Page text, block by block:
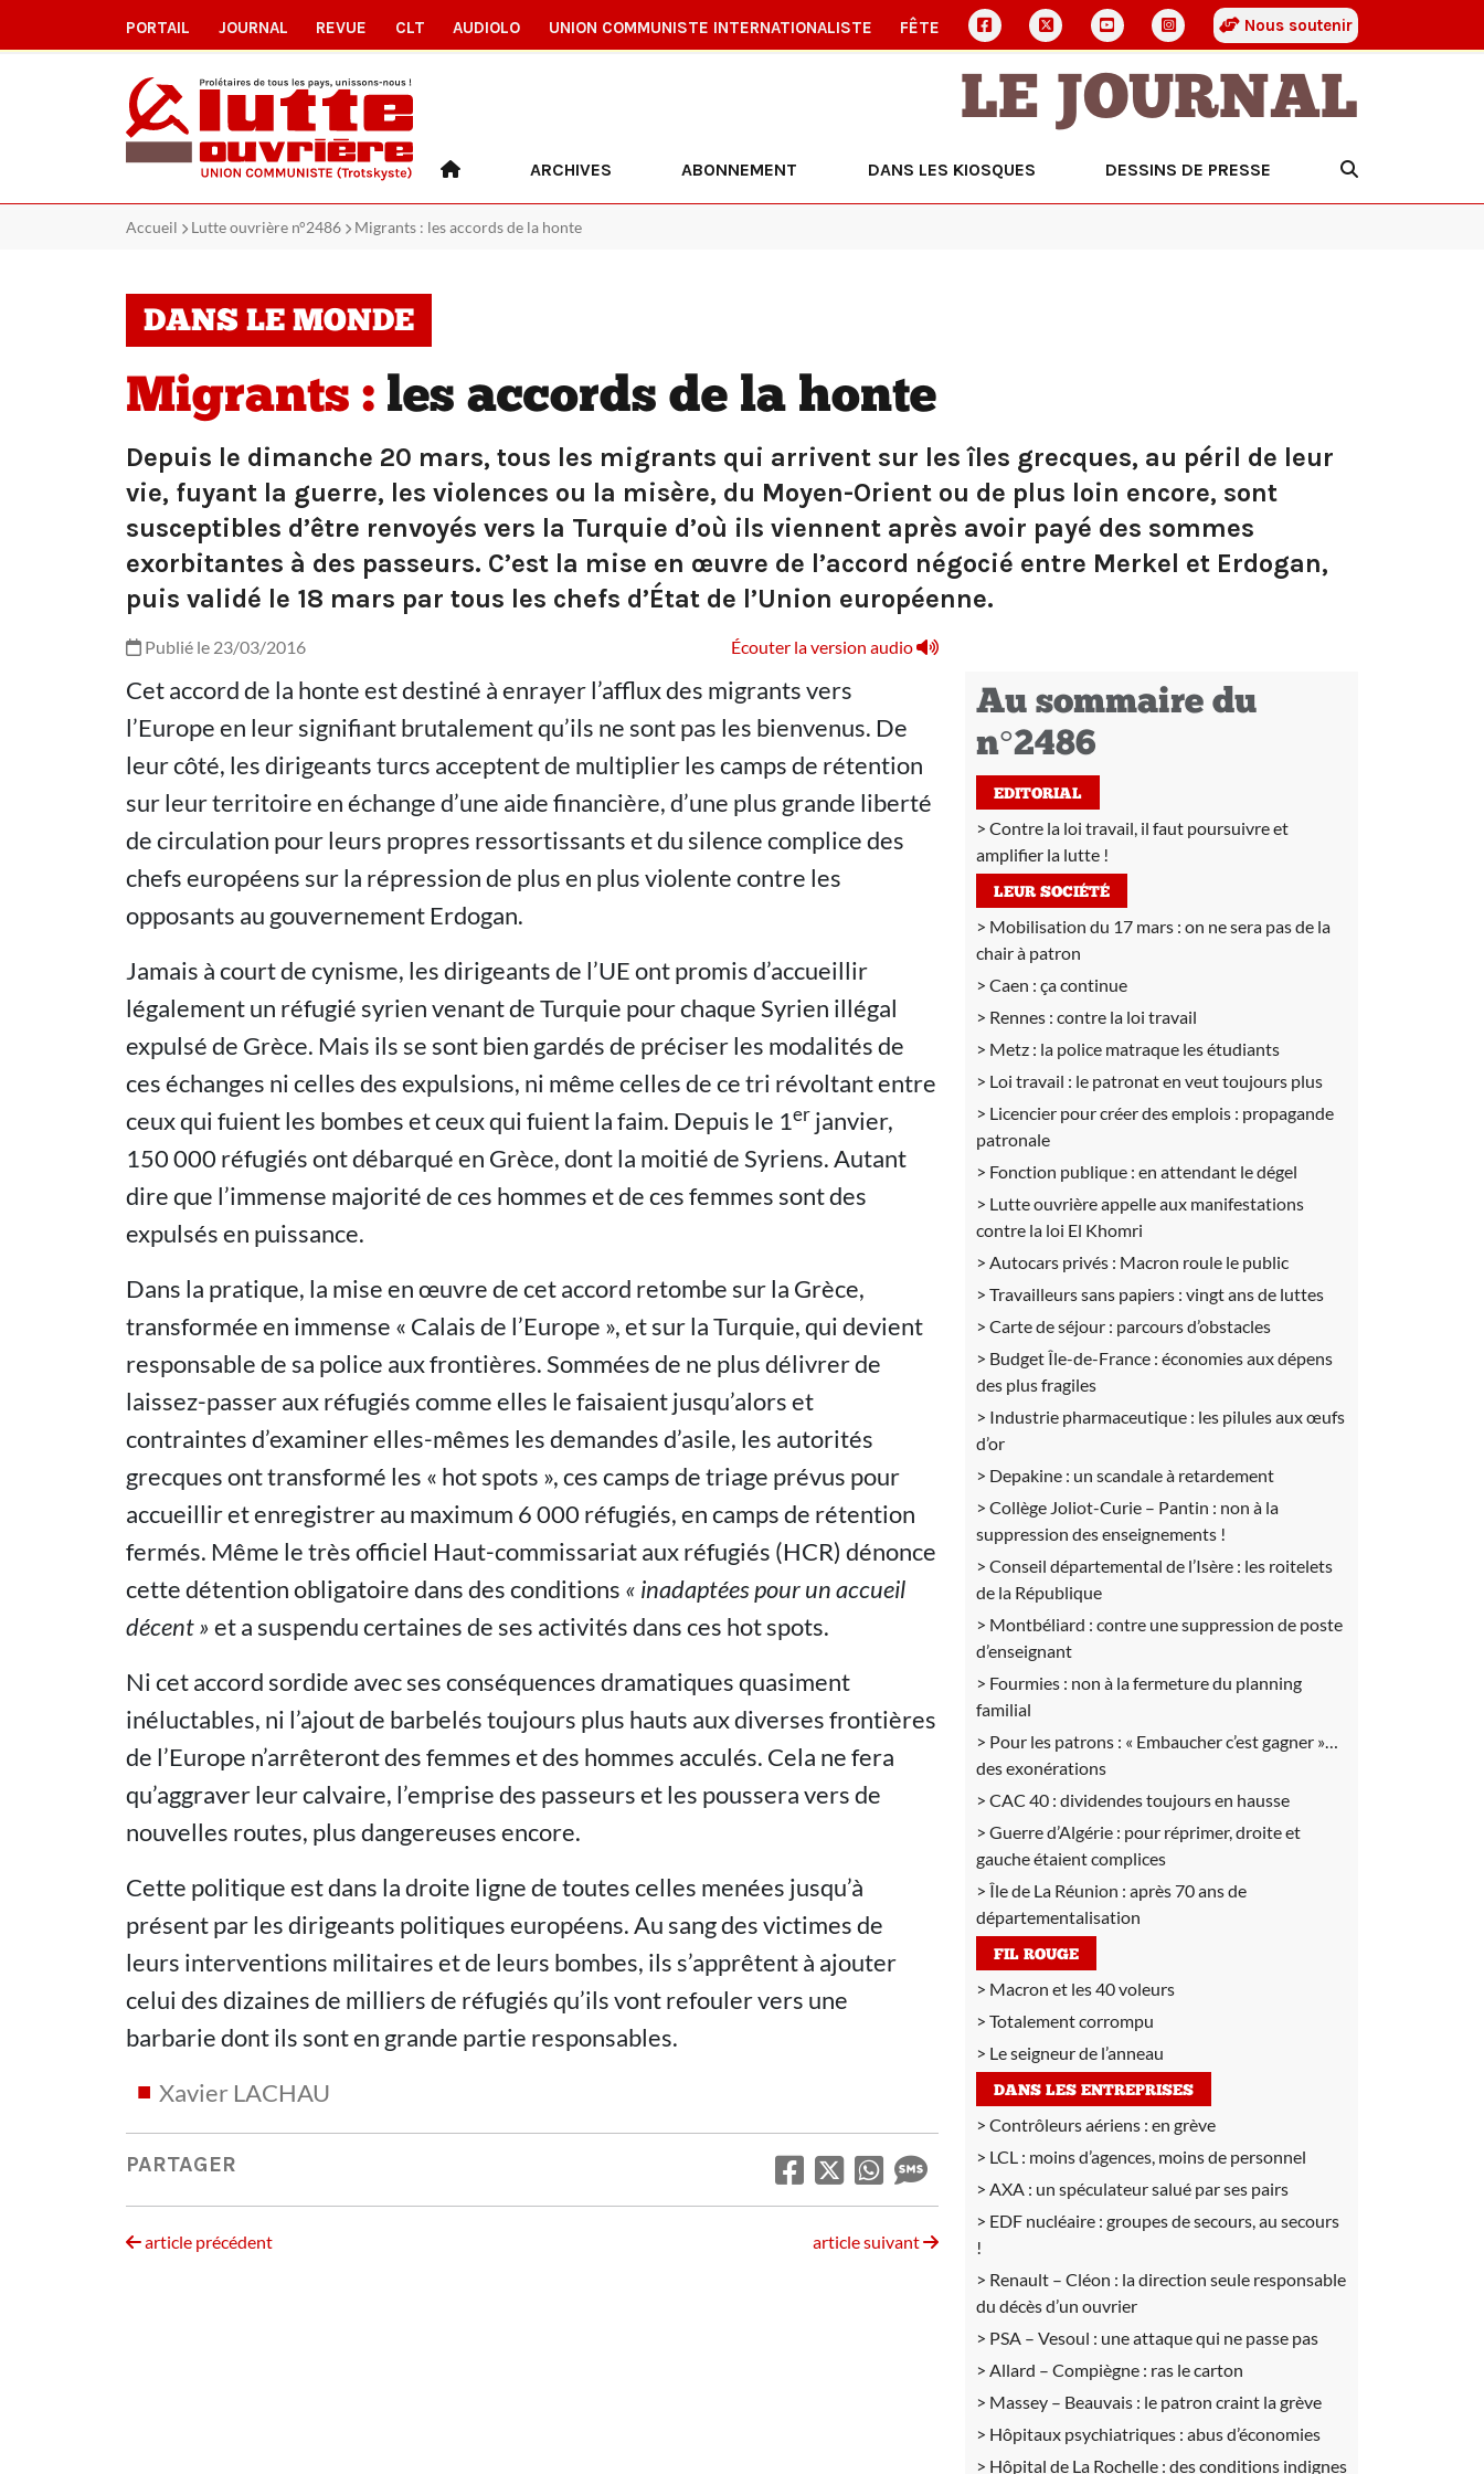
PORTAIL JOURNAL REVUE CLT AUDIOLO UNION COMMUNISTE INTERNATIONALISTE FÊTE Nous soutenir
LE JOURNAL
ARCHIVES ABONNEMENT DANS LES KIOSQUES DESSINS DE PRESSE
Accueil Lutte ouvrière n°2486 Migrants : les accords de la honte
DANS LE MONDE
Migrants : les accords de la honte
Depuis le dimanche 20 mars, tous les migrants qui arrivent sur les îles grecques, au péril de leur
vie, fuyant la guerre, les violences ou la misère, du Moyen-Orient ou de plus loin encore, sont
susceptibles d’être renvoyés vers la Turquie d’où ils viennent après avoir payé des sommes
exorbitantes à des passeurs. C’est la mise en œuvre de l’accord négocié entre Merkel et Erdogan,
puis validé le 18 mars par tous les chefs d’État de l’Union européenne.
Publié le 23/03/2016 Écouter la version audio
Cet accord de la honte est destiné à enrayer l’afflux des migrants vers
l’Europe en leur signifiant brutalement qu’ils ne sont pas les bienvenus. De
leur côté, les dirigeants turcs acceptent de multiplier les camps de rétention
sur leur territoire en échange d’une aide financière, d’une plus grande liberté
de circulation pour leurs propres ressortissants et du silence complice des
chefs européens sur la répression de plus en plus violente contre les
opposants au gouvernement Erdogan.
Jamais à court de cynisme, les dirigeants de l’UE ont promis d’accueillir
légalement un réfugié syrien venant de Turquie pour chaque Syrien illégal
expulsé de Grèce. Mais ils se sont bien gardés de préciser les modalités de
ces échanges ni celles des expulsions, ni même celles de ce tri révoltant entre
ceux qui fuient les bombes et ceux qui fuient la faim. Depuis le 1er janvier,
150 000 réfugiés ont débarqué en Grèce, dont la moitié de Syriens. Autant
dire que l’immense majorité de ces hommes et de ces femmes sont des
expulsés en puissance.
Dans la pratique, la mise en œuvre de cet accord retombe sur la Grèce,
transformée en immense « Calais de l’Europe », et sur la Turquie, qui devient
responsable de sa police aux frontières. Sommées de ne plus délivrer de
laissez-passer aux réfugiés comme elles le faisaient jusqu’alors et
contraintes d’examiner elles-mêmes les demandes d’asile, les autorités
grecques ont transformé les « hot spots », ces camps de triage prévus pour
accueillir et enregistrer au maximum 6 000 réfugiés, en camps de rétention
fermés. Même le très officiel Haut-commissariat aux réfugiés (HCR) dénonce
cette détention obligatoire dans des conditions « inadaptées pour un accueil
décent »et a suspendu certaines de ses activités dans ces hot spots.
Ni cet accord sordide avec ses conséquences dramatiques quasiment
inéluctables, ni l’ajout de barbelés toujours plus hauts aux diverses frontières
de l’Europe n’arrêteront des femmes et des hommes acculés. Cela ne fera
qu’aggraver leur calvaire, l’emprise des passeurs et les poussera vers de
nouvelles routes, plus dangereuses encore.
Cette politique est dans la droite ligne de toutes celles menées jusqu’à
présent par les dirigeants politiques européens. Au sang des victimes de
leurs interventions militaires et de leurs bombes, ils s’apprêtent à ajouter
celui des dizaines de milliers de réfugiés qu’ils vont refouler vers une
barbarie dont ils sont en grande partie responsables.
Xavier LACHAU
PARTAGER
article précédent article suivant
Au sommaire du
n°2486
EDITORIAL
Contre la loi travail, il faut poursuivre et
amplifier la lutte !
LEUR SOCIÉTÉ
Mobilisation du 17 mars : on ne sera pas de la
chair à patron
Caen : ça continue
Rennes : contre la loi travail
Metz : la police matraque les étudiants
Loi travail : le patronat en veut toujours plus
Licencier pour créer des emplois : propagande
patronale
Fonction publique : en attendant le dégel
Lutte ouvrière appelle aux manifestations
contre la loi El Khomri
Autocars privés : Macron roule le public
Travailleurs sans papiers : vingt ans de luttes
Carte de séjour : parcours d’obstacles
Budget Île-de-France : économies aux dépens
des plus fragiles
Industrie pharmaceutique : les pilules aux œufs
d’or
Depakine : un scandale à retardement
Collège Joliot-Curie – Pantin : non à la
suppression des enseignements !
Conseil départemental de l’Isère : les roitelets
de la République
Montbéliard : contre une suppression de poste
d’enseignant
Fourmies : non à la fermeture du planning
familial
Pour les patrons : « Embaucher c’est gagner »…
des exonérations
CAC 40 : dividendes toujours en hausse
Guerre d’Algérie : pour réprimer, droite et
gauche étaient complices
Île de La Réunion : après 70 ans de
départementalisation
FIL ROUGE
Macron et les 40 voleurs
Totalement corrompu
Le seigneur de l’anneau
DANS LES ENTREPRISES
Contrôleurs aériens : en grève
LCL : moins d’agences, moins de personnel
AXA : un spéculateur salué par ses pairs
EDF nucléaire : groupes de secours, au secours
!
Renault – Cléon : la direction seule responsable
du décès d’un ouvrier
PSA – Vesoul : une attaque qui ne passe pas
Allard – Compiègne : ras le carton
Massey – Beauvais : le patron craint la grève
Hôpitaux psychiatriques : abus d’économies
Hôpital de La Rochelle : des conditions indignes